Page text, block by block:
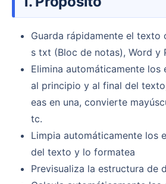
Guarda rápidamente el texto
s txt (Bloc de notas), Word y
Elimina automáticamente los
al principio y al final del
eas en una, convierte
tc.
Limpia automáticamente los
del texto y lo formatea
Previsualiza la estructura de